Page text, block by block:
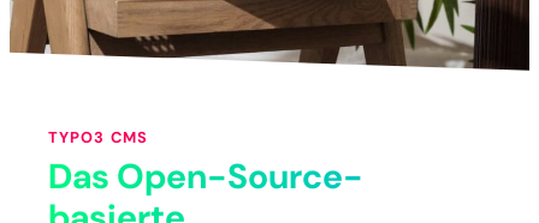
TYPO3 CMS
Das Open-Source-